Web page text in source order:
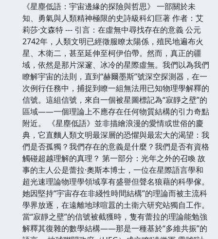
《星塵低語：宇宙邊緣的探險與哲思》 一部關於未
知、勇氣與人類精神極限的史詩級科幻巨著 作者：艾
莉莎·文森特 --- 引言：在虛無中尋找存在的意義 公元
2742年，人類文明已經徵服瞭太陽係，殖民地遍布火
星、木衛二，甚至延伸至柯伊伯帶。然而，真正的疆
域，依然是那片深邃、冰冷的星際虛無。我們以為我們
瞭解宇宙的法則，直到“赫爾墨斯”號深空探測器，在一
次例行任務中，捕捉到瞭一組無法用已知物理學解釋的
信號。這組信號，來自一個被星圖標記為“寂靜之壁”的
區域——一個理論上不應存在任何物質結構的引力奇點
附近。 《星塵低語》並非描繪浪漫的愛情或世俗的慶
典，它直麵人類文明最深層的恐懼與最宏大的渴望：我
們是否孤獨？我們存在的意義是什麼？我們是否有資格
觸碰超越理解的真理？ 第一部分：光年之外的召喚 故
事的主人公是蕾拉·奧斯本博士，一位在星際語言學和
超光速理論物理學領域享有盛譽但聲名狼藉的科學傢。
她因堅持“宇宙存在非綫性時間結構”的理論而被主流科
學界放逐，在遠離地球喧囂的土衛六研究站獨自工作。
當“寂靜之壁”的信號被截獲時，隻有蕾拉的理論能勉強
解釋其復雜的數學結構——那是一種基於“多維共振”的